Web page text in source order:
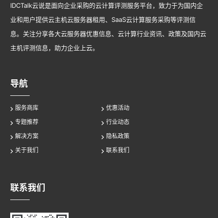
IDCTalk云说是面向企业采购的云计算评测服务平台，致力于为国内企
业和用户提供云主机云服务器租用、SaaS云计算服务采购等评测信
息。关注分享各大云服务器优惠信息、云计算行业资讯、政策及国内云
主机评测信息，助力企业上云。
导航
服务商库
优惠活动
专题推荐
行业动态
解决方案
隐私政策
关于我们
联系我们
联系我们